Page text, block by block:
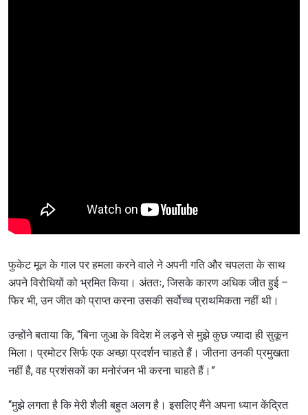
फुकेट मूल के गाल पर हमला करने वाले ने अपनी गति और चपलता के साथ
अपने विरोधियों को भ्रमित किया। अंततः, जिसके कारण अधिक जीत हुई –
फिर भी, उन जीत को प्राप्त करना उसकी सर्वोच्च प्राथमिकता नहीं थी।
उन्होंने बताया कि, “बिना जुआ के विदेश में लड़ने से मुझे कुछ ज्यादा ही सुकून
मिला। प्रमोटर सिर्फ एक अच्छा प्रदर्शन चाहते हैं। जीतना उनकी प्रमुखता
नहीं है, वह प्रशंसकों का मनोरंजन भी करना चाहते हैं।”
“मुझे लगता है कि मेरी शैली बहुत अलग है। इसलिए मैंने अपना ध्यान केंद्रित